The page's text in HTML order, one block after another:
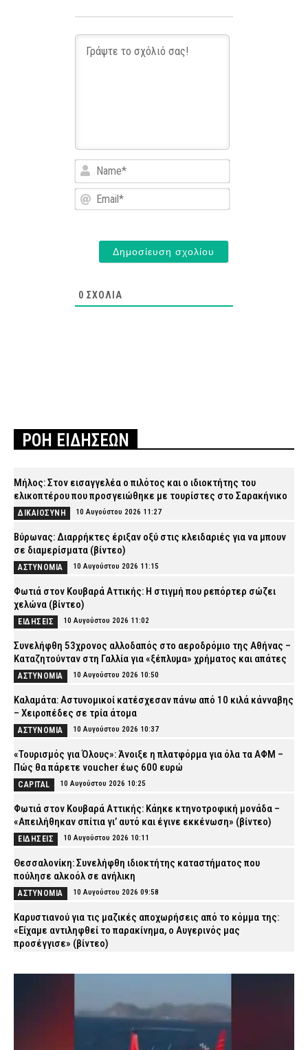
Name*
Email*
0 ΣΧΌΛΙΑ
ΡΟΗ ΕΙΔΗΣΕΩΝ
Μήλος: Στον εισαγγελέα ο πιλότος και ο ιδιοκτήτης του
ελικοπτέρου που προσγειώθηκε με τουρίστες στο Σαρακήνικο
ΔΙΚΑΙΟΣΥΝΗ 10 Αυγούστου 2026 11:27
Βύρωνας: Διαρρήκτες έριξαν οξύ στις κλειδαριές για να μπουν
σε διαμερίσματα (βίντεο)
ΑΣΤΥΝΟΜΙΑ 10 Αυγούστου 2026 11:15
Φωτιά στον Κουβαρά Αττικής: Η στιγμή που ρεπόρτερ σώζει
χελώνα (βίντεο)
ΕΙΔΗΣΕΙΣ 10 Αυγούστου 2026 11:02
Συνελήφθη 53χρονος αλλοδαπός στο αεροδρόμιο της Αθήνας –
Καταζητούνταν στη Γαλλία για «ξέπλυμα» χρήματος και απάτες
ΑΣΤΥΝΟΜΙΑ 10 Αυγούστου 2026 10:50
Καλαμάτα: Αστυνομικοί κατέσχεσαν πάνω από 10 κιλά κάνναβης
– Χειροπέδες σε τρία άτομα
ΑΣΤΥΝΟΜΙΑ 10 Αυγούστου 2026 10:37
«Τουρισμός για Όλους»: Άνοιξε η πλατφόρμα για όλα τα ΑΦΜ –
Πώς θα πάρετε voucher έως 600 ευρώ
CAPITAL 10 Αυγούστου 2026 10:25
Φωτιά στον Κουβαρά Αττικής: Κάηκε κτηνοτροφική μονάδα –
«Απειλήθηκαν σπίτια γι’ αυτό και έγινε εκκένωση» (βίντεο)
ΕΙΔΗΣΕΙΣ 10 Αυγούστου 2026 10:11
Θεσσαλονίκη: Συνελήφθη ιδιοκτήτης καταστήματος που
πούλησε αλκοόλ σε ανήλικη
ΑΣΤΥΝΟΜΙΑ 10 Αυγούστου 2026 09:58
Καρυστιανού για τις μαζικές αποχωρήσεις από το κόμμα της:
«Είχαμε αντιληφθεί το παρακίνημα, ο Αυγερινός μας
προσέγγισε» (βίντεο)
10 Αυγούστου 2026 09:32
Συνελήφθησαν τέσσερα άτομα στη Θεσσαλονίκη – Χτύπησαν